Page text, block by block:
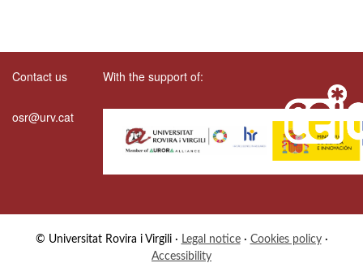
Contact us
osr@urv.cat
With the support of:
© Universitat Rovira i Virgili · Legal notice · Cookies policy ·
Accessibility